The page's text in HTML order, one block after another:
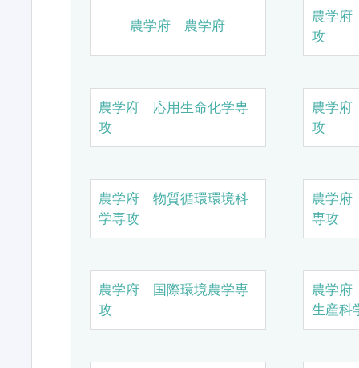
農学府 農学府
農学
攻
農学府 応用生命化学専
攻
農学
攻
農学府 物質循環環境科
学専攻
農学
専攻
農学府 国際環境農学専
攻
農学
生産科